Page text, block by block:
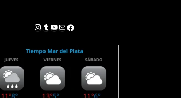
Instagram
Tumblr
YouTube
Correo electrónico
Facebook